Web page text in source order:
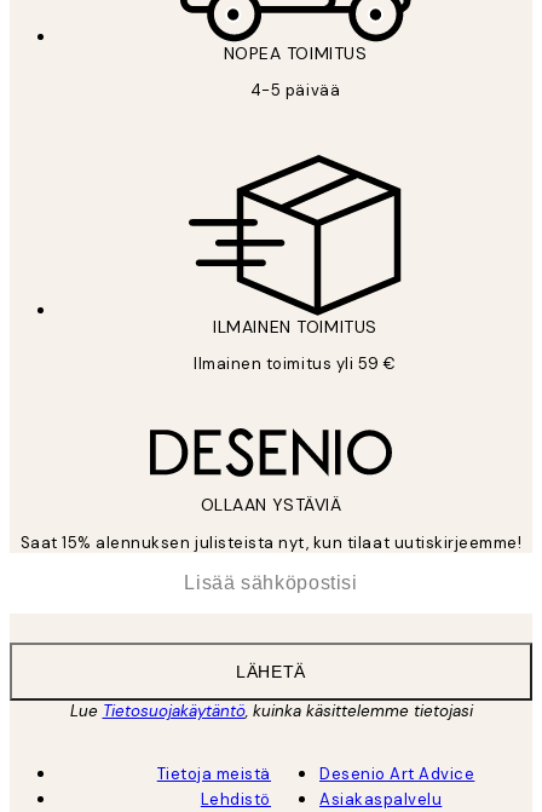
NOPEA TOIMITUS
4-5 päivää
ILMAINEN TOIMITUS
Ilmainen toimitus yli 59 €
OLLAAN YSTÄVIÄ
Saat 15% alennuksen julisteista nyt, kun tilaat uutiskirjeemme!
LÄHETÄ
Lue Tietosuojakäytäntö, kuinka käsittelemme tietojasi
Tietoja meistä
Lehdistö
Desenio Art Advice
Asiakaspalvelu